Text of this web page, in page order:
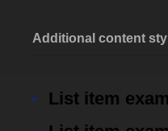
Additional content
List item